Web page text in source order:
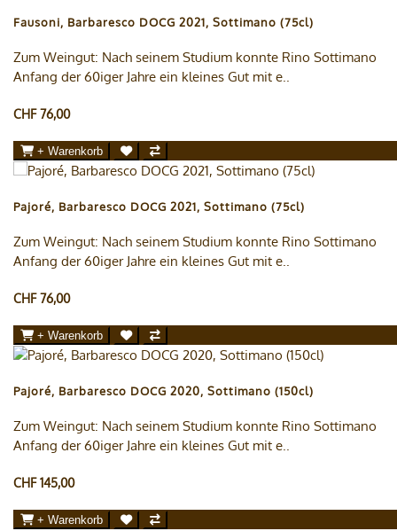
Fausoni, Barbaresco DOCG 2021, Sottimano (75cl)
Zum Weingut: Nach seinem Studium konnte Rino Sottimano
Anfang der 60iger Jahre ein kleines Gut mit e..
CHF 76,00
+ Warenkorb
Pajoré, Barbaresco DOCG 2021, Sottimano (75cl)
Zum Weingut: Nach seinem Studium konnte Rino Sottimano
Anfang der 60iger Jahre ein kleines Gut mit e..
CHF 76,00
+ Warenkorb
Pajoré, Barbaresco DOCG 2020, Sottimano (150cl)
Zum Weingut: Nach seinem Studium konnte Rino Sottimano
Anfang der 60iger Jahre ein kleines Gut mit e..
CHF 145,00
+ Warenkorb